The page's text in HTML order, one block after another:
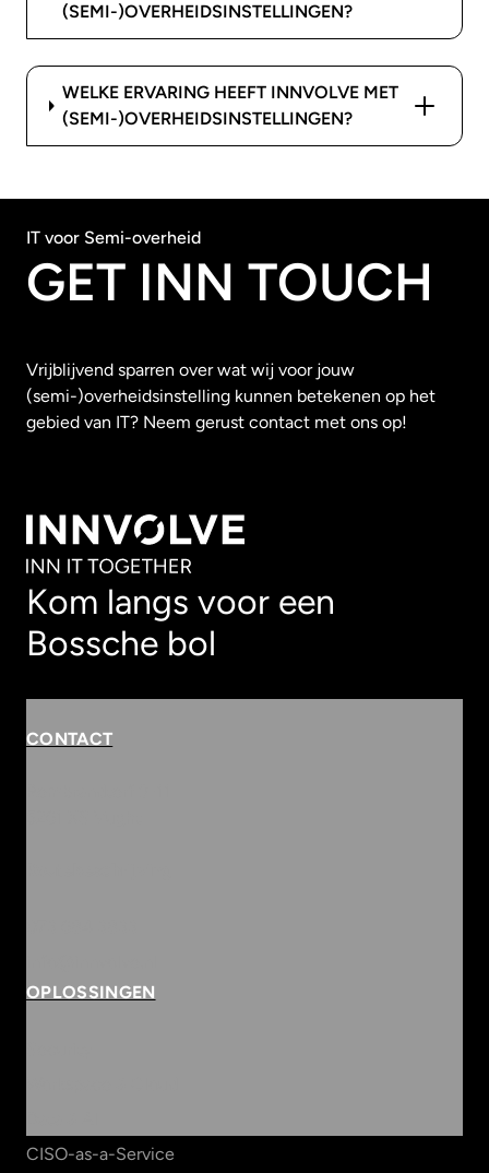
(SEMI-)OVERHEIDSINSTELLINGEN?
WELKE ERVARING HEEFT INNVOLVE MET
(SEMI-)OVERHEIDSINSTELLINGEN?
IT voor Semi-overheid
GET INN TOUCH
Vrijblijvend sparren over wat wij voor jouw
(semi-)overheidsinstelling kunnen betekenen op het
gebied van IT? Neem gerust contact met ons op!
Kom langs voor een
Bossche bol
CONTACT
OPLOSSINGEN
CISO-as-a-Service